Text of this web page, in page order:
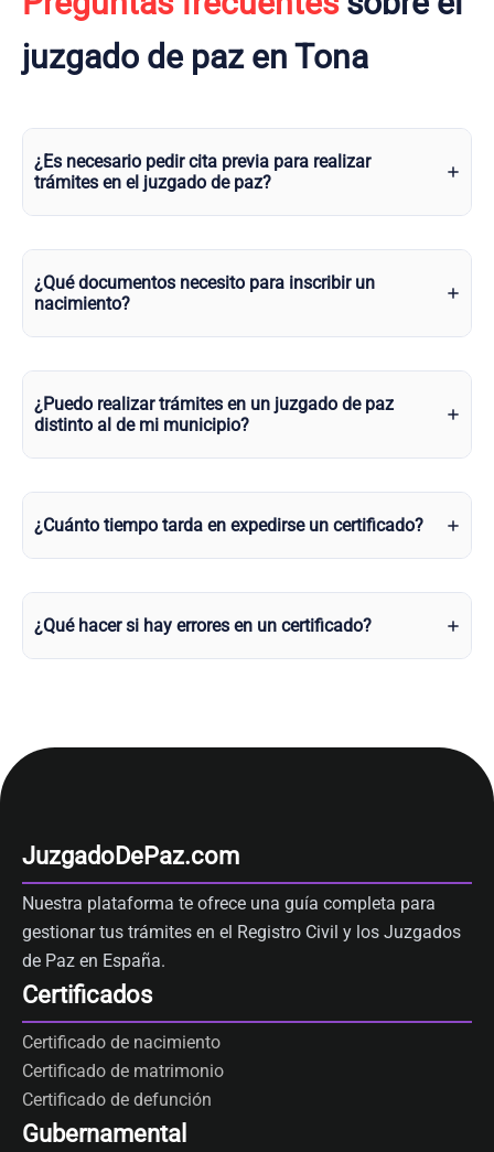
juzgado de paz en Tona
¿Es necesario pedir cita previa para realizar
trámites en el juzgado de paz?
¿Qué documentos necesito para inscribir un
nacimiento?
¿Puedo realizar trámites en un juzgado de paz
distinto al de mi municipio?
¿Cuánto tiempo tarda en expedirse un certificado?
¿Qué hacer si hay errores en un certificado?
JuzgadoDePaz.com
Nuestra plataforma te ofrece una guía completa para
gestionar tus trámites en el Registro Civil y los Juzgados
de Paz en España.
Certificados
Certificado de nacimiento
Certificado de matrimonio
Certificado de defunción
Gubernamental